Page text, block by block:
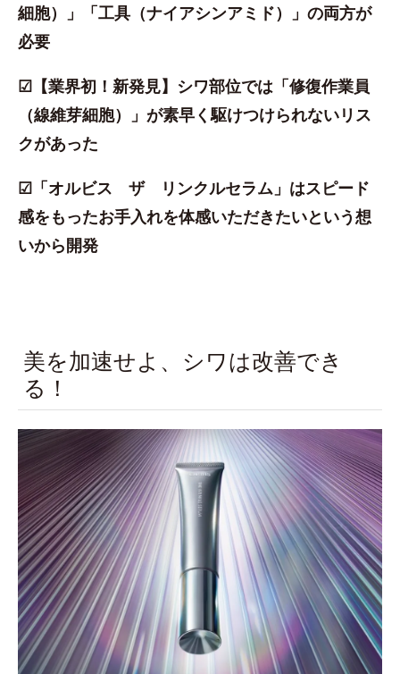
細胞）」「工具（ナイアシンアミド）」の両方が
必要
☑【業界初！新発見】シワ部位では「修復作業員
（線維芽細胞）」が素早く駆けつけられないリス
クがあった
☑「オルビス ザ リンクルセラム」はスピード
感をもったお手入れを体感いただきたいという想
いから開発
美を加速せよ、シワは改善でき
る！